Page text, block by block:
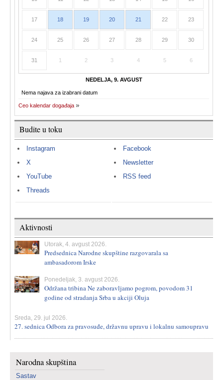
17 18 19 20 21 22 23
24 25 26 27 28 29 30
31 1 2 3 4 5 6
NEDELJA, 9. AVGUST
Nema najava za izabrani datum
Ceo kalendar događaja
Budite u toku
Instagram
X
YouTube
Threads
Facebook
Newsletter
RSS feed
Aktivnosti
Utorak, 4. avgust 2026.
Predsednica Narodne skupštine razgovarala sa
ambasadorom Irske
Ponedeljak, 3. avgust 2026.
Održana tribina Ne zaboravljamo pogrom, povodom 31
godine od stradanja Srba u akciji Oluja
Sreda, 29. jul 2026.
27. sednica Odbora za pravosuđe, državnu upravu i lokalnu samoupravu
Narodna skupština
Sastav